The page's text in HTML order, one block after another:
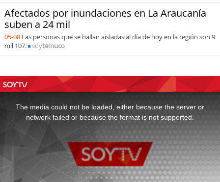
Afectados por inundaciones en La Araucanía
suben a 24 mil
05-08 Las personas que se hallan aisladas al día de hoy en la región son 9
mil 107.
soytemuco
The media could not be loaded, either because the server or
network failed or because the format is not supported.